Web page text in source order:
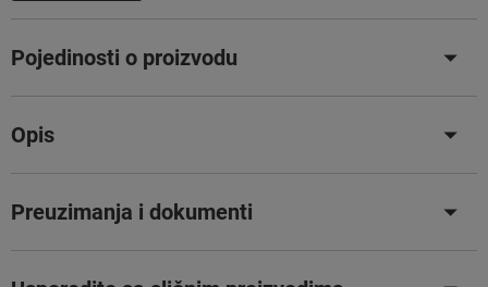
Pojedinosti o proizvodu
Opis
Preuzimanja i dokumenti